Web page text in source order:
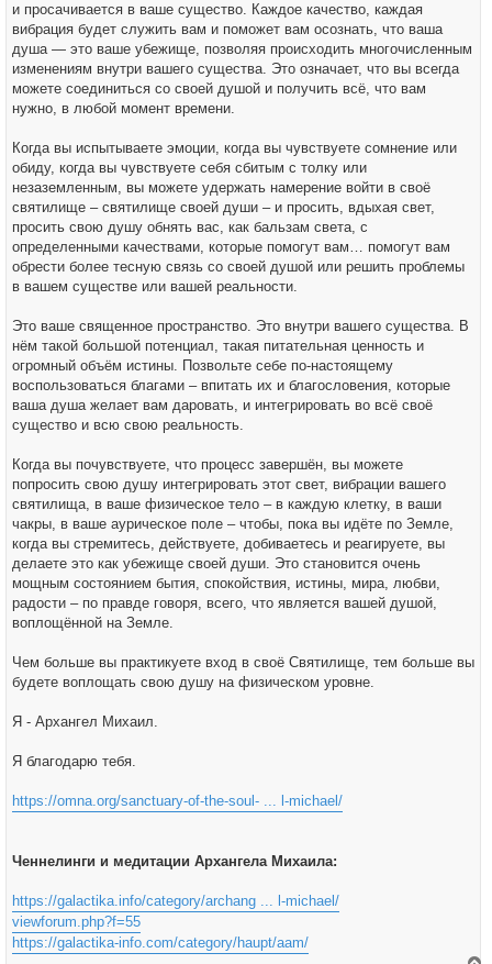
и просачивается в ваше существо. Каждое качество, каждая
вибрация будет служить вам и поможет вам осознать, что ваша
душа — это ваше убежище, позволяя происходить многочисленным
изменениям внутри вашего существа. Это означает, что вы всегда
можете соединиться со своей душой и получить всё, что вам
нужно, в любой момент времени.
Когда вы испытываете эмоции, когда вы чувствуете сомнение или
обиду, когда вы чувствуете себя сбитым с толку или
незаземленным, вы можете удержать намерение войти в своё
святилище – святилище своей души – и просить, вдыхая свет,
просить свою душу обнять вас, как бальзам света, с
определенными качествами, которые помогут вам… помогут вам
обрести более тесную связь со своей душой или решить проблемы
в вашем существе или вашей реальности.
Это ваше священное пространство. Это внутри вашего существа. В
нём такой большой потенциал, такая питательная ценность и
огромный объём истины. Позвольте себе по-настоящему
воспользоваться благами – впитать их и благословения, которые
ваша душа желает вам даровать, и интегрировать во всё своё
существо и всю свою реальность.
Когда вы почувствуете, что процесс завершён, вы можете
попросить свою душу интегрировать этот свет, вибрации вашего
святилища, в ваше физическое тело – в каждую клетку, в ваши
чакры, в ваше аурическое поле – чтобы, пока вы идёте по Земле,
когда вы стремитесь, действуете, добиваетесь и реагируете, вы
делаете это как убежище своей души. Это становится очень
мощным состоянием бытия, спокойствия, истины, мира, любви,
радости – по правде говоря, всего, что является вашей душой,
воплощённой на Земле.
Чем больше вы практикуете вход в своё Святилище, тем больше вы
будете воплощать свою душу на физическом уровне.
Я - Архангел Михаил.
Я благодарю тебя.
https://omna.org/sanctuary-of-the-soul- ... l-michael/
Ченнелинги и медитации Архангела Михаила:
https://galactika.info/category/archang ... l-michael/
viewforum.php?f=55
https://galactika-info.com/category/haupt/aam/